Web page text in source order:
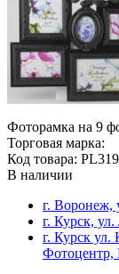
Фоторамка на 9
Торговая марка:
Код товара: PL319
В наличии
г. Воронеж,
г. Курск,
г. Курск
Фотоцентр,